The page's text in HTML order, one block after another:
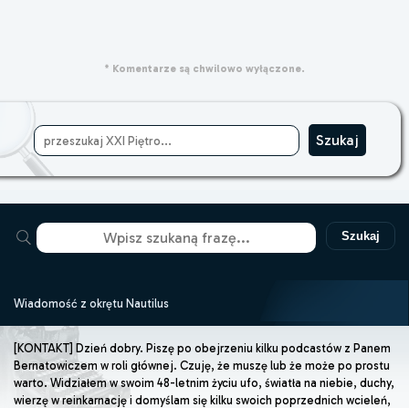
* Komentarze są chwilowo wyłączone.
Szukaj
Wiadomość z okrętu Nautilus
[KONTAKT] Dzień dobry. Piszę po obejrzeniu kilku podcastów z Panem
Bernatowiczem w roli głównej. Czuję, że muszę lub że może po prostu
warto. Widziałem w swoim 48-letnim życiu ufo, światła na niebie, duchy,
wierzę w reinkarnację i domyślam się kilku swoich poprzednich wcieleń,